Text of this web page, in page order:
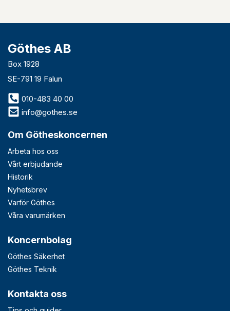
Göthes AB
Box 1928
SE-791 19 Falun
010-483 40 00
info@gothes.se
Om Götheskoncernen
Arbeta hos oss
Vårt erbjudande
Historik
Nyhetsbrev
Varför Göthes
Våra varumärken
Koncernbolag
Göthes Säkerhet
Göthes Teknik
Kontakta oss